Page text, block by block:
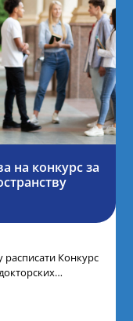
на конкурс за
расписати Конкурс